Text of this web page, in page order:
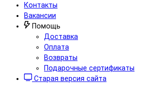
Контакты
Вакансии
Помощь
Доставка
Оплата
Возвраты
Подарочные сертификаты
Старая версия сайта